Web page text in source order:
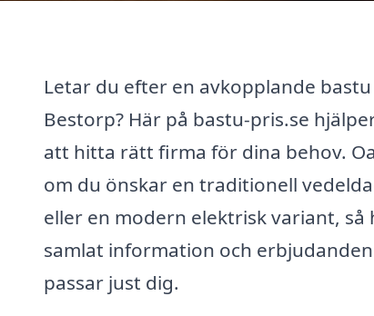
Letar du efter en avkopplande bastu
Bestorp? Här på bastu-pris.se
att hitta rätt firma för dina behov.
om du önskar en traditionell
eller en modern elektrisk variant, så
samlat information och
passar just dig.